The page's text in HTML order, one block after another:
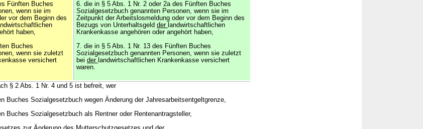
Fünften Buches
wenn sie im
vor dem Beginn des
haben,
Buches
wenn sie zuletzt
versichert
6. die in § 5 Abs. 1 Nr. 2 oder 2a des Fünften Buches
Sozialgesetzbuch genannten Personen, wenn sie im
Zeitpunkt der Arbeitslosmeldung oder vor dem Beginn des
Bezugs von Unterhaltsgeld der landwirtschaftlichen
Krankenkasse angehören oder angehört haben,
7. die in § 5 Abs. 1 Nr. 13 des Fünften Buches
Sozialgesetzbuch genannten Personen, wenn sie zuletzt
bei der landwirtschaftlichen Krankenkasse versichert
waren.
§ 2 Abs. 1 Nr. 4 und 5 ist befreit, wer
Buches Sozialgesetzbuch wegen Änderung der Jahresarbeitsentgeltgrenze,
Buches Sozialgesetzbuch als Rentner oder Rentenantragsteller,